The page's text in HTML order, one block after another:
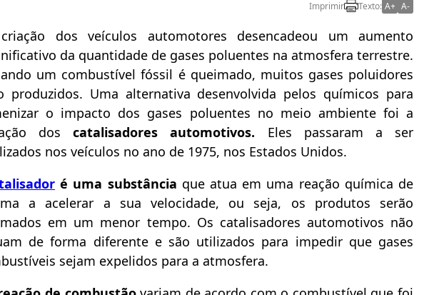
Imprimir Texto: A+ A-
dos veículos automotores desencadeou um aumento
da quantidade de gases poluentes na atmosfera terrestre.
um combustível fóssil é queimado, muitos gases poluidores
produzidos. Uma alternativa desenvolvida pelos químicos para
o impacto dos gases poluentes no meio ambiente foi a
doscatalisadores automotivos. Eles passaram a ser
nos veículos no ano de 1975, nos Estados Unidos.
é uma substância que atua em uma reação química de
a acelerar a sua velocidade, ou seja, os produtos serão
em um menor tempo. Os catalisadores automotivos não
de forma diferente e são utilizados para impedir que gases
sejam expelidos para a atmosfera.